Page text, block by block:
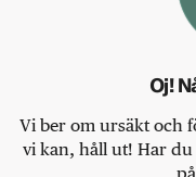
Oj!
Vi ber om ursäkt och
vi kan, håll ut! Har